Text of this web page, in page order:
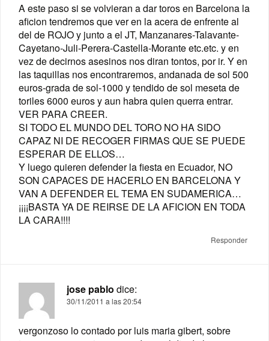
A este paso si se volvieran a dar toros en Barcelona la
aficion tendremos que ver en la acera de enfrente al
del de ROJO y junto a el JT, Manzanares-Talavante-
Cayetano-Juli-Perera-Castella-Morante etc.etc. y en
vez de decirnos asesinos nos diran tontos, por ir. Y en
las taquillas nos encontraremos, andanada de sol 500
euros-grada de sol-1000 y tendido de sol meseta de
toriles 6000 euros y aun habra quien querra entrar.
VER PARA CREER.
SI TODO EL MUNDO DEL TORO NO HA SIDO
CAPAZ NI DE RECOGER FIRMAS QUE SE PUEDE
ESPERAR DE ELLOS…
Y luego quieren defender la fiesta en Ecuador, NO
SON CAPACES DE HACERLO EN BARCELONA Y
VAN A DEFENDER EL TEMA EN SUDAMERICA…
¡¡¡¡BASTA YA DE REIRSE DE LA AFICION EN TODA
LA CARA!!!!
Responder
jose pablo dice:
30/11/2011 a las 20:54
vergonzoso lo contado por luis maria gibert, sobre